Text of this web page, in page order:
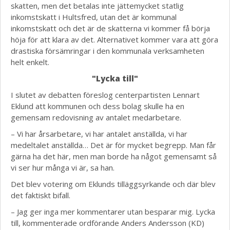
skatten, men det betalas inte jättemycket statlig
inkomstskatt i Hultsfred, utan det är kommunal
inkomstskatt och det är de skatterna vi kommer få börja
höja för att klara av det. Alternativet kommer vara att göra
drastiska försämringar i den kommunala verksamheten
helt enkelt.
"Lycka till"
I slutet av debatten föreslog centerpartisten Lennart
Eklund att kommunen och dess bolag skulle ha en
gemensam redovisning av antalet medarbetare.
– Vi har årsarbetare, vi har antalet anställda, vi har
medeltalet anställda… Det är för mycket begrepp. Man får
gärna ha det här, men man borde ha något gemensamt så
vi ser hur många vi är, sa han.
Det blev votering om Eklunds tilläggsyrkande och där blev
det faktiskt bifall.
– Jag ger inga mer kommentarer utan besparar mig. Lycka
till, kommenterade ordförande Anders Andersson (KD)